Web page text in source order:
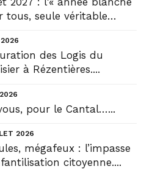
tous, seule véritable
des Logis du
à Rézentières....
pour le Cantal…...
2026
mégafeux : l’impasse
citoyenne....